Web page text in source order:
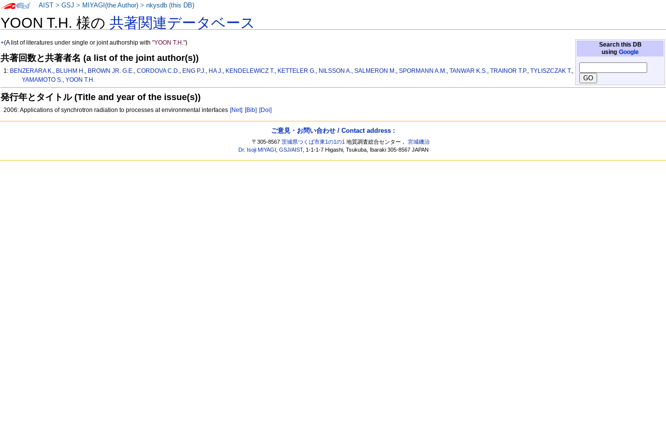
YOON T.H. 様の共著関連データベース
Search this DB
using Google
+(A list of literatures under single or joint authorship with"YOON T.H.")
共著回数と共著者名 (a list of the joint author(s))
1: BENZERARA K., BLUHM H., BROWN JR. G.E.,CORDOVA C.D., ENG P.J., HA J., KENDELEWICZ T., KETTELER G., NILSSON A.,SALMERON M.,SPORMANN A.M.,TANWAR K.S.,TRAINOR T.P.,TYLISZCZAK T.,
YAMAMOTO S., YOON T.H.
発行年とタイトル (Title and year of the issue(s))
2006: Applications of synchrotron radiation to processes at environmental interfaces [Net] [Bib] [Doi]
AIST >GSJ > MIYAGI(the Author) >nkysdb (this DB)
ご意見・お問い合わせ / Contact address :
〒305-8567茨城県つくば市東1の1の1 地質調査総合センター，宮城磯治
Dr. Isoji MIYAGI ,GSJ/AIST, 1-1-1-7 Higashi, Tsukuba, Ibaraki 305-8567 JAPAN